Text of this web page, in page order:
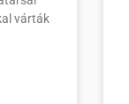
várták